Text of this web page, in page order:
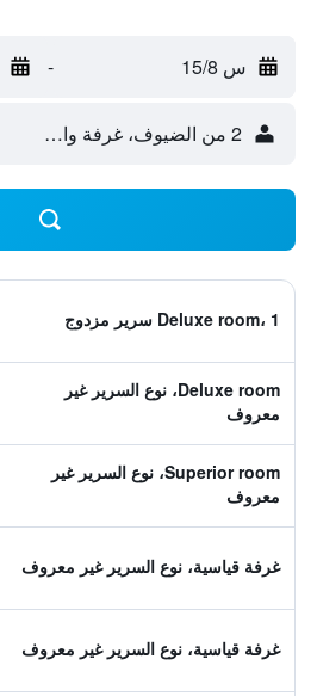
س 15/8 -
2 من الضيوف، غرفة واحدة
Deluxe room، 1 سرير مزدوج
Deluxe room، نوع السرير غير
معروف
Superior room، نوع السرير غير
معروف
غرفة قياسية، نوع السرير غير معروف
غرفة قياسية، نوع السرير غير معروف